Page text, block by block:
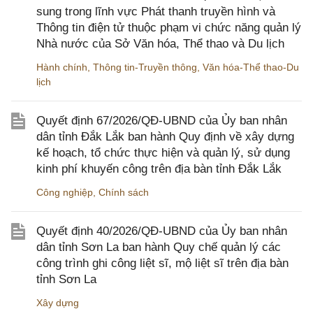
sung trong lĩnh vực Phát thanh truyền hình và
Thông tin điện tử thuộc phạm vi chức năng quản lý
Nhà nước của Sở Văn hóa, Thể thao và Du lịch
Hành chính Thông tin-Truyền thông Văn hóa-Thể thao-Du
lịch
Quyết định 67/2026/QĐ-UBND của Ủy ban nhân
dân tỉnh Đắk Lắk ban hành Quy định về xây dựng
kế hoạch, tổ chức thực hiện và quản lý, sử dụng
kinh phí khuyến công trên địa bàn tỉnh Đắk Lắk
Công nghiệp Chính sách
Quyết định 40/2026/QĐ-UBND của Ủy ban nhân
dân tỉnh Sơn La ban hành Quy chế quản lý các
công trình ghi công liệt sĩ, mộ liệt sĩ trên địa bàn
tỉnh Sơn La
Xây dựng